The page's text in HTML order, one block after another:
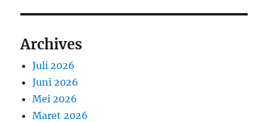
Archives
Juli 2026
Juni 2026
Mei 2026
Maret 2026